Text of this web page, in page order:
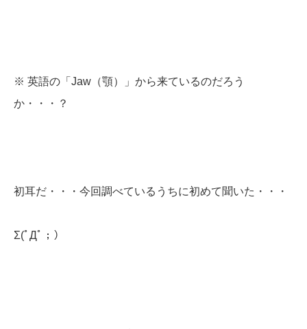
※ 英語の「Jaw（顎）」から来ているのだろう
か・・・？
初耳だ・・・今回調べているうちに初めて聞いた・・・
Σ(ﾟДﾟ；）